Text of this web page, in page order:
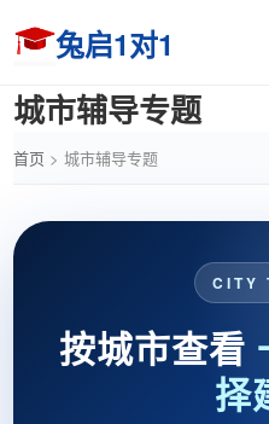
兔启1对1
城市辅导专题
首页 >城市辅导专题
CITY
按城市查看
择